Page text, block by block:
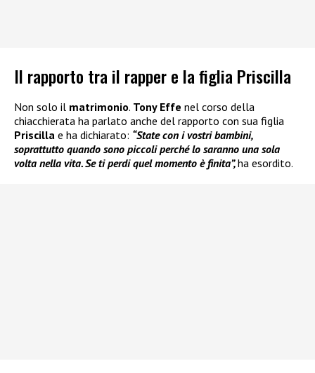
Il rapporto tra il rapper e la figlia Priscilla
Non solo il matrimonio. Tony Effe nel corso della
chiacchierata ha parlato anche del rapporto con sua figlia
Priscilla e ha dichiarato: “State con i vostri bambini,
soprattutto quando sono piccoli perché lo saranno una sola
volta nella vita. Se ti perdi quel momento è finita”,ha esordito.